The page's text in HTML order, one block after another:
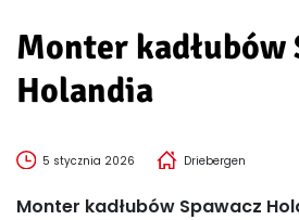
Monter kadłubów
Holandia
5 stycznia 2026 Driebergen
Monter kadłubów Spawacz